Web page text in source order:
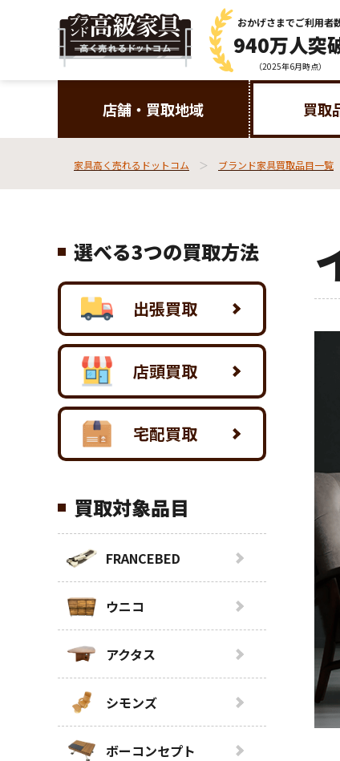
おかげさまでご利用者
940万人突
（2025年6月時点）
店舗・買取地域 買取
家具高く売れるドットコム ブランド家具買取品目一覧
選べる3つの買取方法
出張買取
店頭買取
宅配買取
買取対象品目
FRANCEBED
ウニコ
アクタス
シモンズ
ボーコンセプト